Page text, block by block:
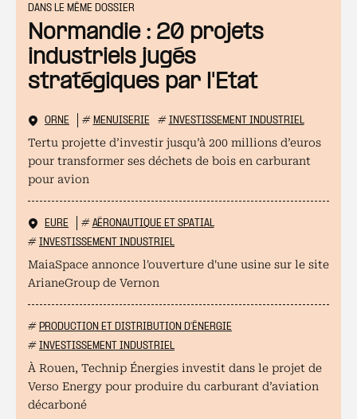
DANS LE MÊME DOSSIER
Normandie : 20 projets
industriels jugés
stratégiques par l'Etat
ORNE # MENUISERIE # INVESTISSEMENT INDUSTRIEL
Tertu projette d’investir jusqu’à 200 millions d’euros
pour transformer ses déchets de bois en carburant
pour avion
EURE # AÉRONAUTIQUE ET SPATIAL
# INVESTISSEMENT INDUSTRIEL
MaiaSpace annonce l'ouverture d'une usine sur le site
ArianeGroup de Vernon
# PRODUCTION ET DISTRIBUTION D'ÉNERGIE
# INVESTISSEMENT INDUSTRIEL
À Rouen, Technip Énergies investit dans le projet de
Verso Energy pour produire du carburant d’aviation
décarboné